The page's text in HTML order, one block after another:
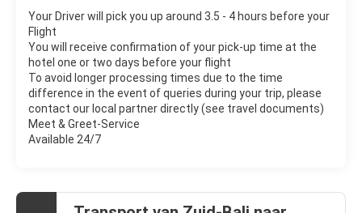
Your Driver will pick you up around 3.5 - 4 hours before your
Flight
You will receive confirmation of your pick-up time at the
hotel one or two days before your flight
To avoid longer processing times due to the time
difference in the event of queries during your trip, please
contact our local partner directly (see travel documents)
Meet & Greet-Service
Available 24/7